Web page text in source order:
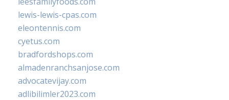
lewis-lewis-cpas.com
eleontennis.com
cyetus.com
bradfordshops.com
almadenranchsanjose.com
advocatevijay.com
adlibilimler2023.com